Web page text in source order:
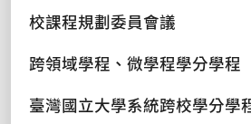
校課程規劃委員會議
跨領域學程、微學程學分學程
臺灣國立大學系統跨校學分學